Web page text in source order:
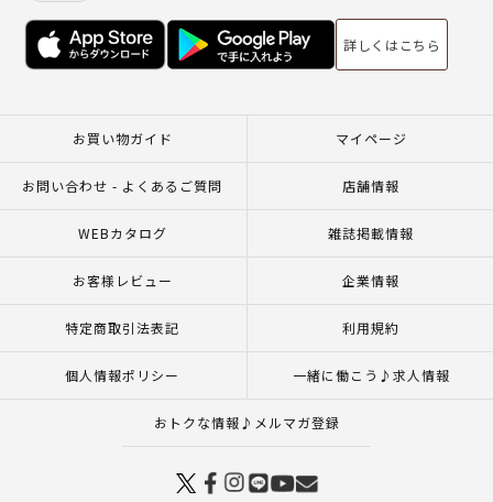
詳しくはこちら
お買い物ガイド マイページ
お問い合わせ - よくあるご質問 店舗情報
WEBカタログ 雑誌掲載情報
お客様レビュー 企業情報
特定商取引法表記 利用規約
個人情報ポリシー 一緒に働こう♪求人情報
おトクな情報♪メルマガ登録